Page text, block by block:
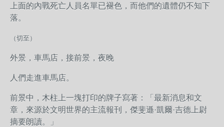
上面的內戰死亡人員名單已褪色，而他們的遺體仍不知下
落。
（切至）
外景，車馬店，接前景，夜晚
人們走進車馬店。
前景中，木柱上一塊打印的牌子寫著：「最新消息和文
章，來源於文明世界的主流報刊，傑斐遜·凱爾·吉德上尉
摘要朗讀。」